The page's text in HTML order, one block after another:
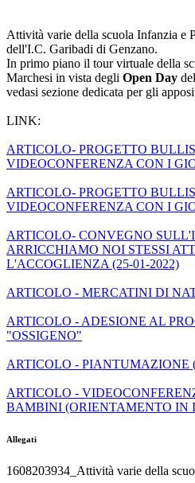
Attività varie della scuola Infanzia e
dell'I.C. Garibadi di Genzano.
In primo piano il tour virtuale della
Marchesi in vista degli Open Day del
vedasi sezione dedicata per gli
LINK:
ARTICOLO- PROGETTO
VIDEOCONFERENZA CON I
ARTICOLO- PROGETTO
VIDEOCONFERENZA CON I
ARTICOLO- CONVEGNO
ARRICCHIAMO NOI STESSI
L'ACCOGLIENZA (25-01-2022)
ARTICOLO - MERCATINI DI
ARTICOLO - ADESIONE AL
"OSSIGENO"
ARTICOLO - PIANTUMAZIONE
ARTICOLO -
BAMBINI (ORIENTAMENTO IN
Allegati
1608203934_Attività varie della